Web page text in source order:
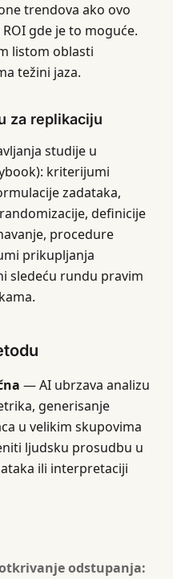
trendova ako ovo
gde je to moguće.
listom oblasti
težini jaza.
za replikaciju
studije u
kriterijumi
zadataka,
definicije
procedure
prikupljanja
sledeću rundu pravim
— AI ubrzava analizu
generisanje
u velikim skupovima
ljudsku prosudbu u
ili interpretaciji
odstupanja: